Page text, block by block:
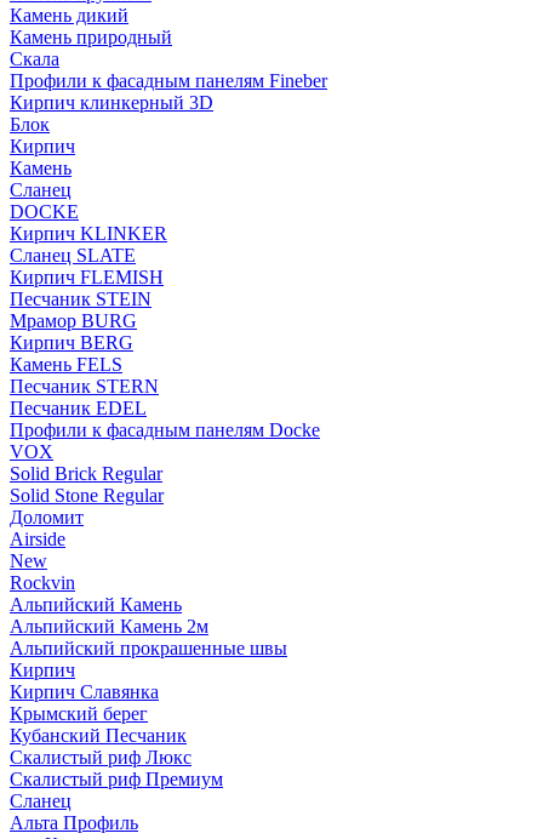
Камень дикий
Камень природный
Скала
Профили к фасадным панелям Fineber
Кирпич клинкерный 3D
Блок
Кирпич
Камень
Сланец
DOCKE
Кирпич KLINKER
Сланец SLATE
Кирпич FLEMISH
Пес­ча­ник STEIN
Мрамор BURG
Кирпич BERG
Камень FELS
Пес­ча­ник STERN
Пес­ча­ник EDEL
Профили к фасадным панелям Docke
VOX
Solid Brick Regular
Solid Stone Regular
Доломит
Airside
New
Rockvin
Альпийский Камень
Альпийский Камень 2м
Альпийский прокрашенные швы
Кирпич
Кирпич Славянка
Крымский берег
Кубанский Песчаник
Скалистый риф Люкс
Скалистый риф Премиум
Сланец
Альта Профиль